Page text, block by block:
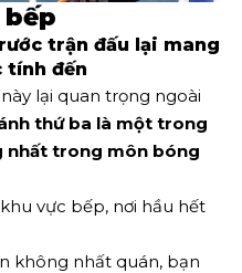
trận đấu lại mang
tính đến
lại quan trọng ngoài
thứ ba là một trong
nhất trong môn bóng
vực bếp, nơi hầu hết
không nhất quán, bạn